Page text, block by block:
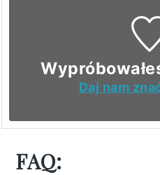
Daj nam
FAQ: